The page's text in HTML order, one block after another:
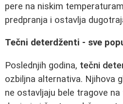
pere na niskim
predpranja i ostavlja
Tečni deterdženti - sve
Poslednjih godina, tečni
ozbiljna alternativa. Njihova
ne ostavljaju bele tragove